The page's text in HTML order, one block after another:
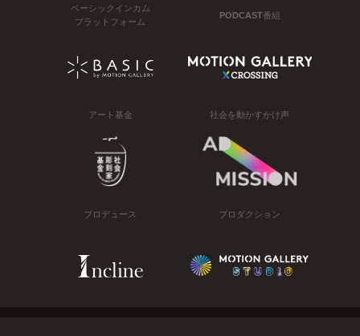
ベーシックインカム
プラットフォーム
PODCAST番組
アート基金 社会を動かすかけ声
プロデュース プロダクション